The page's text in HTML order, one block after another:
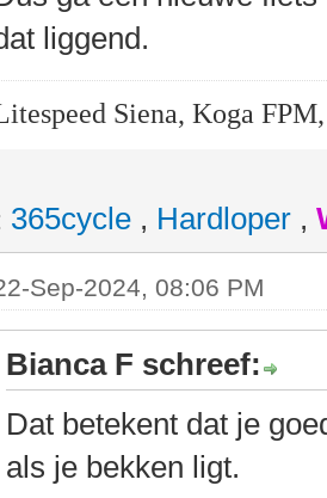
liggend.
Siena, Koga
365cycle , Hardloper ,
Sep-2024, 08:06 PM
Bianca F schreef:
Dat betekent dat je
als je bekken ligt.